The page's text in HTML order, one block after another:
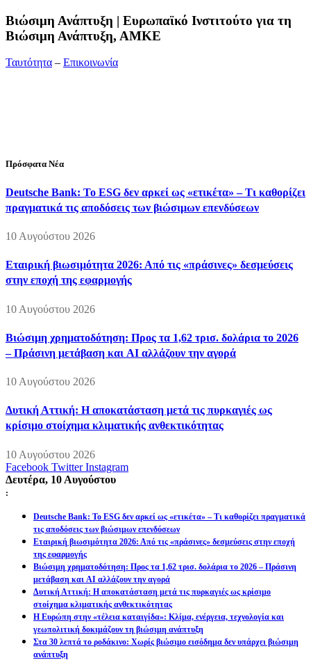
Bιώσιμη Ανάπτυξη | Ευρωπαϊκό Ινστιτούτο για τη
Βιώσιμη Ανάπτυξη, ΑΜΚΕ
Ταυτότητα – Επικοινωνία
Πρόσφατα Νέα
Deutsche Bank: Το ESG δεν αρκεί ως «ετικέτα» – Τι καθορίζει
πραγματικά τις αποδόσεις των βιώσιμων επενδύσεων
10 Αυγούστου 2026
Εταιρική βιωσιμότητα 2026: Από τις «πράσινες» δεσμεύσεις
στην εποχή της εφαρμογής
10 Αυγούστου 2026
Βιώσιμη χρηματοδότηση: Προς τα 1,62 τρισ. δολάρια το 2026
– Πράσινη μετάβαση και AI αλλάζουν την αγορά
10 Αυγούστου 2026
Δυτική Αττική: Η αποκατάσταση μετά τις πυρκαγιές ως
κρίσιμο στοίχημα κλιματικής ανθεκτικότητας
10 Αυγούστου 2026
Facebook Twitter Instagram
Δευτέρα, 10 Αυγούστου
:
Deutsche Bank: Το ESG δεν αρκεί ως «ετικέτα» – Τι καθορίζει πραγματικά
τις αποδόσεις των βιώσιμων επενδύσεων
Εταιρική βιωσιμότητα 2026: Από τις «πράσινες» δεσμεύσεις στην εποχή
της εφαρμογής
Βιώσιμη χρηματοδότηση: Προς τα 1,62 τρισ. δολάρια το 2026 – Πράσινη
μετάβαση και AI αλλάζουν την αγορά
Δυτική Αττική: Η αποκατάσταση μετά τις πυρκαγιές ως κρίσιμο
στοίχημα κλιματικής ανθεκτικότητας
Η Ευρώπη στην «τέλεια καταιγίδα»: Κλίμα, ενέργεια, τεχνολογία και
γεωπολιτική δοκιμάζουν τη βιώσιμη ανάπτυξη
Στα 30 λεπτά το ροδάκινο: Χωρίς βιώσιμο εισόδημα δεν υπάρχει βιώσιμη
ανάπτυξη